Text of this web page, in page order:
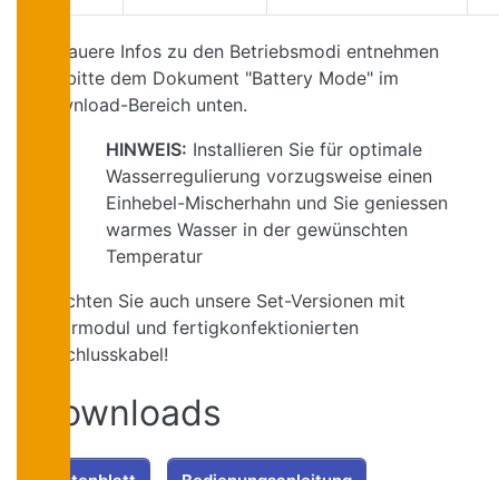
Genauere Infos zu den Betriebsmodi entnehmen
Sie bitte dem Dokument "Battery Mode" im
Download-Bereich unten.
HINWEIS: Installieren Sie für optimale
Wasserregulierung vorzugsweise einen
Einhebel-Mischerhahn und Sie geniessen
warmes Wasser in der gewünschten
Temperatur
Beachten Sie auch unsere Set-Versionen mit
Solarmodul und fertigkonfektionierten
Anschlusskabel!
Downloads